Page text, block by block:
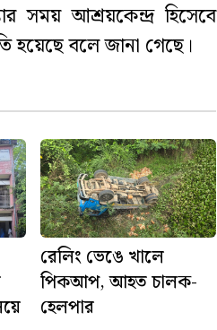
সময় আশ্রয়কেন্দ্র হিসেবে
হয়েছে বলে জানা গেছে।
রেলিং ভেঙে খালে
পিকআপ, আহত চালক-
হেলপার